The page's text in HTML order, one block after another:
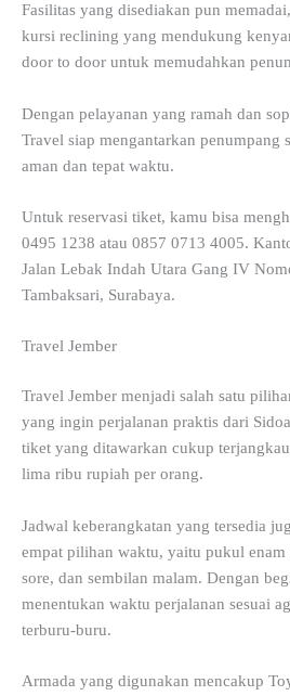
Fasilitas yang disediakan pun
kursi reclining yang mendukung
door to door untuk memudahkan
Dengan pelayanan yang ramah dan
Travel siap mengantarkan penumpang
aman dan tepat waktu.
Untuk reservasi tiket, kamu bisa
0495 1238 atau 0857 0713 4005.
Jalan Lebak Indah Utara Gang IV
Tambaksari, Surabaya.
Travel Jember
Travel Jember menjadi salah satu
yang ingin perjalanan praktis dari
tiket yang ditawarkan cukup
lima ribu rupiah per orang.
Jadwal keberangkatan yang tersedia
empat pilihan waktu, yaitu pukul
sore, dan sembilan malam. Dengan
menentukan waktu perjalanan sesuai
terburu-buru.
Armada yang digunakan mencakup